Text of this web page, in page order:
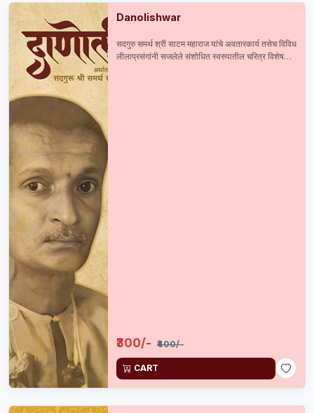
Danolishwar
सदगुरु समर्थ श्री साटम महाराज यांचे अवतारकार्य तसेच विविध
लीलाप्रसंगांनी सजलेले संशोधित स्वरुपातील चरित्र विशेष
₹300/- ₹400/-
CART